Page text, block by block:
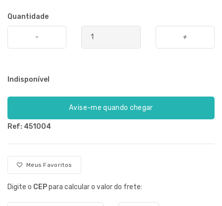
Quantidade
- +
Indisponível
Avise-me quando chegar
Ref: 451004
Meus Favoritos
Digite o CEPpara calcular o valor do frete: